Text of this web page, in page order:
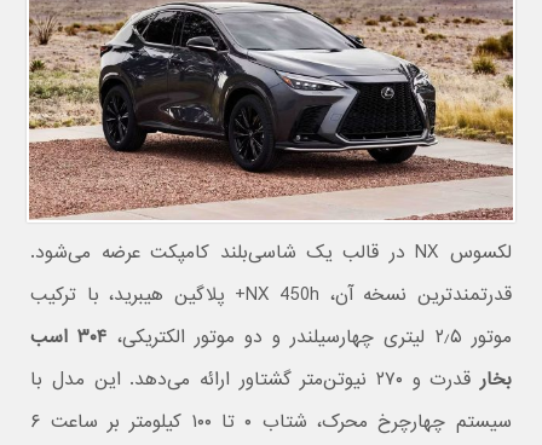
لکسوس NX در قالب یک شاسی‌بلند کامپکت عرضه می‌شود.
قدرتمندترین نسخه آن، NX 450h+ پلاگین هیبرید، با ترکیب
موتور ۲٫۵ لیتری چهارسیلندر و دو موتور الکتریکی،
۳۰۴ اسب
بخار
قدرت و ۲۷۰ نیوتن‌متر گشتاور ارائه می‌دهد. این مدل با
سیستم چهارچرخ محرک، شتاب ۰ تا ۱۰۰ کیلومتر بر ساعت ۶